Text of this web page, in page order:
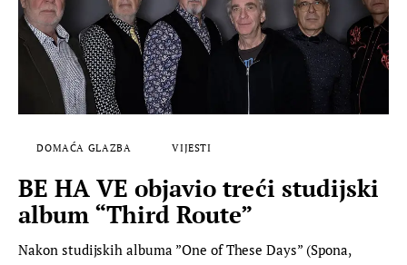
DOMAĆA GLAZBA VIJESTI
BE HA VE objavio treći studijski
album “Third Route”
Nakon studijskih albuma ”One of These Days” (Spona,